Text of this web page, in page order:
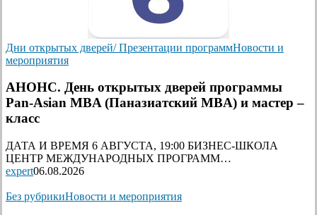
Дни открытых дверей/ Презентации программНовости и
мероприятия
АНОНС. День открытых дверей программы
Pan-Asian MBA (Паназиатский MBA) и мастер –
класс
ДАТА И ВРЕМЯ 6 АВГУСТА, 19:00 БИЗНЕС-ШКОЛА
ЦЕНТР МЕЖДУНАРОДНЫХ ПРОГРАММ…
expert06.08.2026
Без рубрикиНовости и мероприятия